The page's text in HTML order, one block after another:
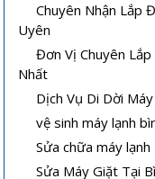
Chuyên Nhận Lắp
Uyên
Đơn Vị Chuyên
Nhất
Dịch Vụ Di Dời
vệ sinh máy lạnh
Sửa chữa máy
Sửa Máy Giặt Tại
Cách sửa máy lạnh âm trần
lạnh hoặc lạnh yếu